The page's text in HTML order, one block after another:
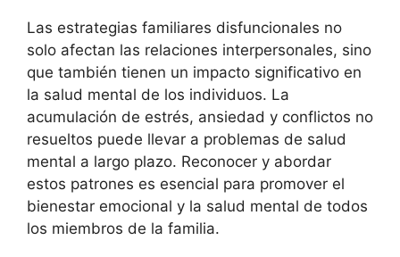
Las estrategias familiares disfuncionales no
solo afectan las relaciones interpersonales, sino
que también tienen un impacto significativo en
la salud mental de los individuos. La
acumulación de estrés, ansiedad y conflictos no
resueltos puede llevar a problemas de salud
mental a largo plazo. Reconocer y abordar
estos patrones es esencial para promover el
bienestar emocional y la salud mental de todos
los miembros de la familia.